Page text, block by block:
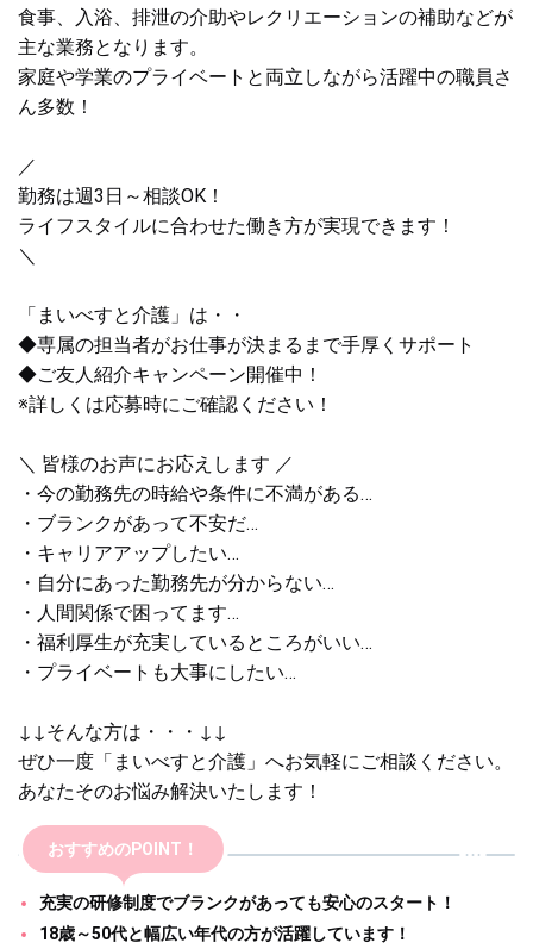
食事、入浴、排泄の介助やレクリエーションの補助などが
主な業務となります。
家庭や学業のプライベートと両立しながら活躍中の職員さ
ん多数！
／
勤務は週3日～相談OK！
ライフスタイルに合わせた働き方が実現できます！
＼
「まいべすと介護」は・・
◆専属の担当者がお仕事が決まるまで手厚くサポート
◆ご友人紹介キャンペーン開催中！
※詳しくは応募時にご確認ください！
＼ 皆様のお声にお応えします ／
・今の勤務先の時給や条件に不満がある…
・ブランクがあって不安だ…
・キャリアアップしたい…
・自分にあった勤務先が分からない…
・人間関係で困ってます…
・福利厚生が充実しているところがいい…
・プライベートも大事にしたい…
↓↓そんな方は・・・↓↓
ぜひ一度「まいべすと介護」へお気軽にご相談ください。
あなたそのお悩み解決いたします！
おすすめのPOINT！
充実の研修制度でブランクがあっても安心のスタート！
18歳～50代と幅広い年代の方が活躍しています！